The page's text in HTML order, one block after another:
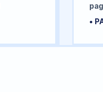
•